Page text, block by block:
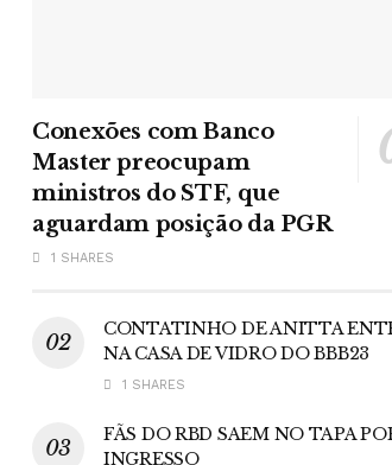
Conexões com Banco
Master preocupam
ministros do STF, que
aguardam posição da PGR
1 SHARES
CONTATINHO DE ANITTA
NA CASA DE VIDRO DO BBB23
1 SHARES
FÃS DO RBD SAEM NO TAPA
INGRESSO